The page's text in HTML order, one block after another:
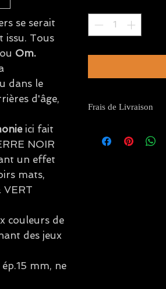
se serait
issu. Tous
ou Om.
dans le
d'âge,
ici fait
NOIR
un effet
mats,
VERT
couleurs de
des jeux
mm, ne
Frais de Livraison
assurance, ils varient